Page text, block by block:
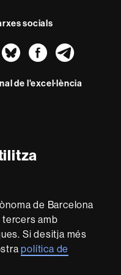
de Barcelona
amb
Si desitja més
política de
socials
Bluesky
de l'excel·lència
-
Euraxess
de
dades Sobre el
Mapa del web UAB